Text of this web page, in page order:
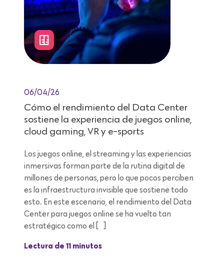
06/04/26
Cómo el rendimiento del Data Center
sostiene la experiencia de juegos online,
cloud gaming, VR y e-sports
Los juegos online, el streaming y las experiencias
inmersivas forman parte de la rutina digital de
millones de personas, pero lo que pocos perciben
es la infraestructura invisible que sostiene todo
esto. En este escenario, el rendimiento del Data
Center para juegos online se ha vuelto tan
estratégico como el […]
Lectura de 11 minutos